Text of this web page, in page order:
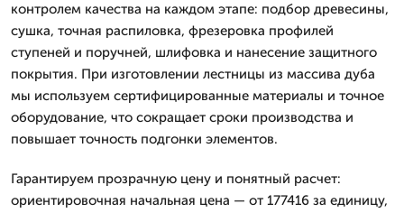
контролем качества на каждом этапе: подбор древесины,
сушка, точная распиловка, фрезеровка профилей
ступеней и поручней, шлифовка и нанесение защитного
покрытия. При изготовлении лестницы из массива дуба
мы используем сертифицированные материалы и точное
оборудование, что сокращает сроки производства и
повышает точность подгонки элементов.
Гарантируем прозрачную цену и понятный расчет:
ориентировочная начальная цена — от 177416 за единицу,